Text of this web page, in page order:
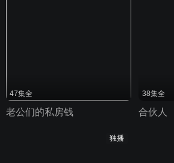
47集全
老公们的私房钱
38集全
合伙人
独播